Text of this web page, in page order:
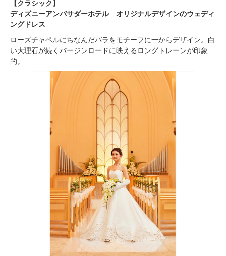
【クラシック】
ディズニーアンバサダーホテル オリジナルデザインのウェディ
ングドレス
ローズチャペルにちなんだバラをモチーフに一からデザイン。白
い大理石が続くバージンロードに映えるロングトレーンが印象
的。